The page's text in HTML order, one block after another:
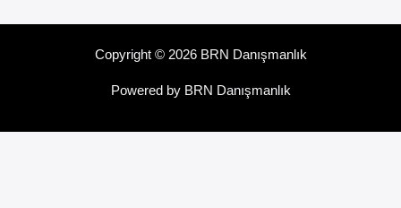
Copyright © 2026 BRN Danışmanlık
Powered by BRN Danışmanlık